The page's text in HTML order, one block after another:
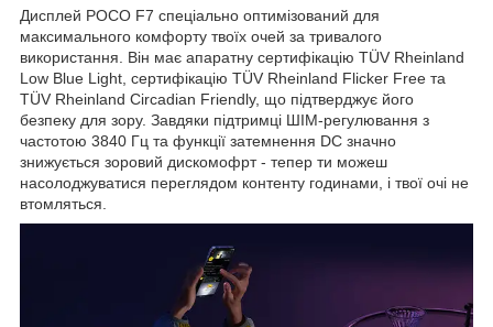
Дисплей POCO F7 спеціально оптимізований для
максимального комфорту твоїх очей за тривалого
використання. Він має апаратну сертифікацію TÜV Rheinland
Low Blue Light, сертифікацію TÜV Rheinland Flicker Free та
TÜV Rheinland Circadian Friendly, що підтверджує його
безпеку для зору. Завдяки підтримці ШІМ-регулювання з
частотою 3840 Гц та функції затемнення DC значно
знижується зоровий дискомофрт - тепер ти можеш
насолоджуватися переглядом контенту годинами, і твої очі не
втомляться.